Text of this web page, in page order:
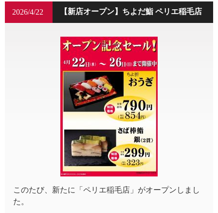
【新店オープン】ちよだ鮨 ペリエ稲毛店
2026/4/22
このたび、新たに「ペリエ稲毛店」がオープンしまし
た。